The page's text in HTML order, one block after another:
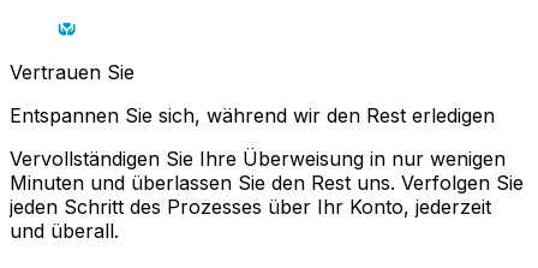
Vertrauen Sie
Entspannen Sie sich, während wir den Rest erledigen
Vervollständigen Sie Ihre Überweisung in nur wenigen
Minuten und überlassen Sie den Rest uns. Verfolgen Sie
jeden Schritt des Prozesses über Ihr Konto, jederzeit
und überall.